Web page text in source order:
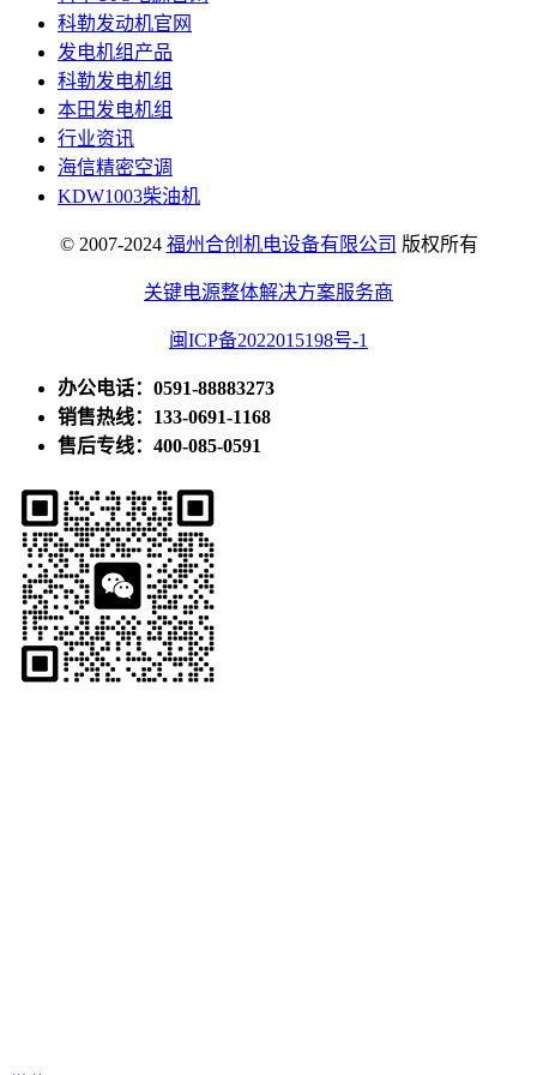
科勒发动机官网
发电机组产品
科勒发电机组
本田发电机组
行业资讯
海信精密空调
KDW1003柴油机
© 2007-2024 福州合创机电设备有限公司 版权所有
关键电源整体解决方案服务商
闽ICP备2022015198号-1
办公电话：0591-88883273
销售热线：133-0691-1168
售后专线：400-085-0591